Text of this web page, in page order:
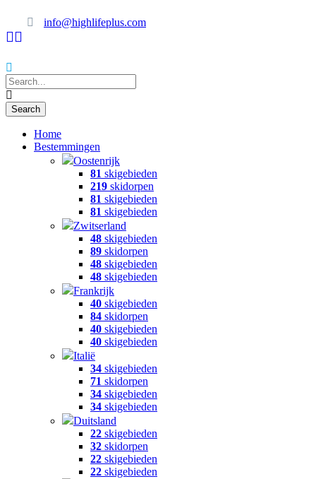
info@highlifeplus.com
Home
Bestemmingen
Oostenrijk
81 skigebieden
219 skidorpen
81 skigebieden
81 skigebieden
Zwitserland
48 skigebieden
89 skidorpen
48 skigebieden
48 skigebieden
Frankrijk
40 skigebieden
84 skidorpen
40 skigebieden
40 skigebieden
Italië
34 skigebieden
71 skidorpen
34 skigebieden
34 skigebieden
Duitsland
22 skigebieden
32 skidorpen
22 skigebieden
22 skigebieden